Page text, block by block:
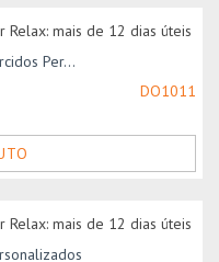
Per...
DO1011